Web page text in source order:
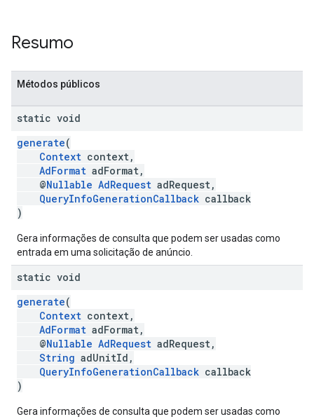
Resumo
Métodos públicos
static void
generate(
Context context,
AdFormat adFormat,
@Nullable AdRequest adRequest,
QueryInfoGenerationCallback callback
)
Gera informações de consulta que podem ser usadas como
entrada em uma solicitação de anúncio.
static void
generate(
Context context,
AdFormat adFormat,
@Nullable AdRequest adRequest,
String adUnitId,
QueryInfoGenerationCallback callback
)
Gera informações de consulta que podem ser usadas como